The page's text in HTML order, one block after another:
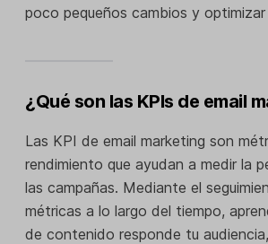
poco pequeños cambios y
¿Qué son las KPIs de email
Las KPI de email marketing son
rendimiento que ayudan a medir la
las campañas. Mediante el
métricas a lo largo del tiempo,
de contenido responde tu